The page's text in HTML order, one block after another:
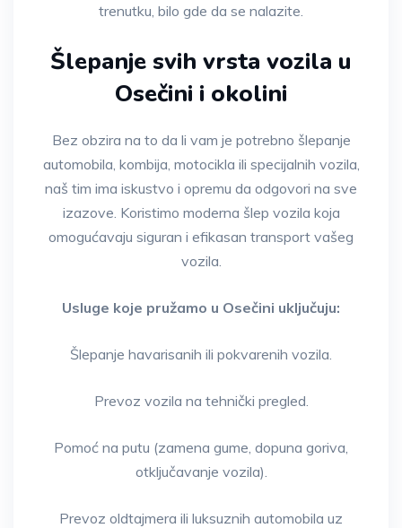
trenutku, bilo gde da se nalazite.
Šlepanje svih vrsta vozila u
Osečini i okolini
Bez obzira na to da li vam je potrebno šlepanje
automobila, kombija, motocikla ili specijalnih vozila,
naš tim ima iskustvo i opremu da odgovori na sve
izazove. Koristimo moderna šlep vozila koja
omogućavaju siguran i efikasan transport vašeg
vozila.
Usluge koje pružamo u Osečini uključuju:
Šlepanje havarisanih ili pokvarenih vozila.
Prevoz vozila na tehnički pregled.
Pomoć na putu (zamena gume, dopuna goriva,
otključavanje vozila).
Prevoz oldtajmera ili luksuznih automobila uz